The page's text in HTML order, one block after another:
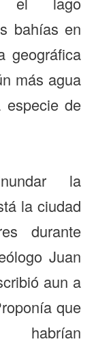
bahías en
geográfica
más agua
especie de
la
la ciudad
durante
Juan
aun a
que
habrían